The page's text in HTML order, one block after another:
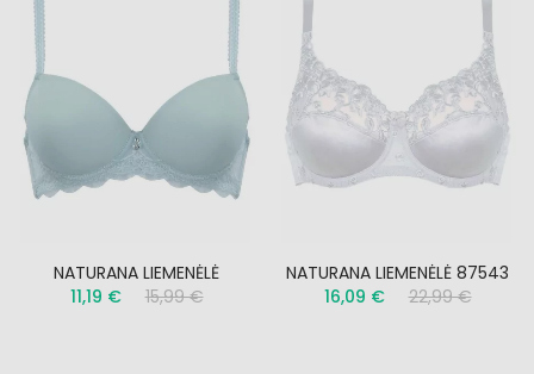
NATURANA LIEMENĖLĖ
11,19 €
15,99 €
NATURANA LIEMENĖLĖ 87543
16,09 €
22,99 €